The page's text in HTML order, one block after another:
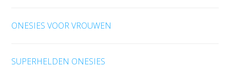
ONESIES VOOR VROUWEN
SUPERHELDEN ONESIES